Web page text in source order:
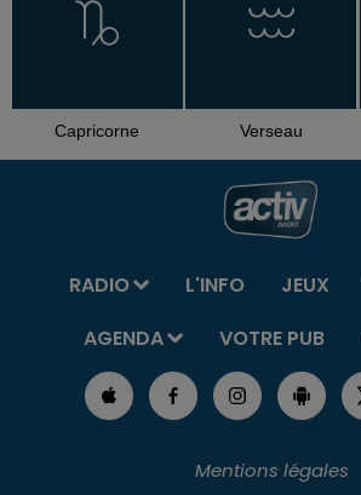
Capricorne Verseau
RADIO L'INFO JEUX
AGENDA
VOTRE PUB
Mentions légales